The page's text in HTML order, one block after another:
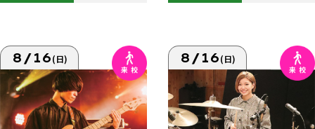
8/16(日) 8/16(日)